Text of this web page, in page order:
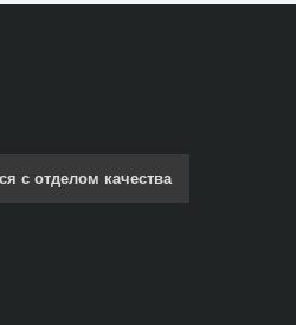
с отделом качества